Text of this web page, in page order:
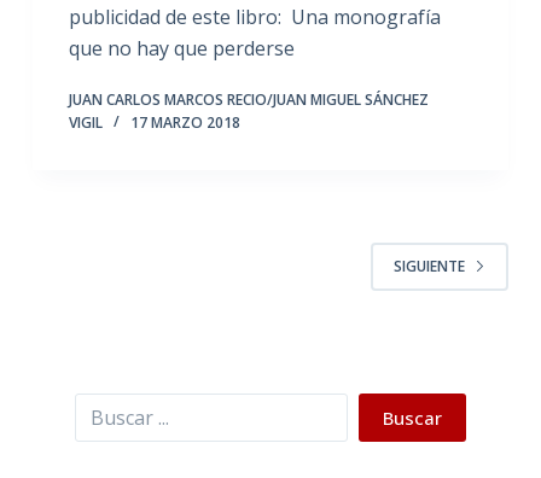
publicidad de este libro: Una monografía
que no hay que perderse
JUAN CARLOS MARCOS RECIO/JUAN MIGUEL SÁNCHEZ
VIGIL
17 MARZO 2018
SIGUIENTE
Buscar Buscar